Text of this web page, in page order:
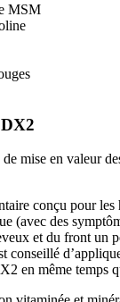
MSM
conçu pour les
(avec des
et du front un
conseillé
en même temps